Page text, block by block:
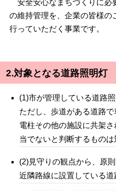
安全安心なまちづくりに必
の維持管理を、企業の皆様の
行っていただく事業です。
2.対象となる道路照明灯
(1)市が管理している道路
ただし、歩道がある道路で
電柱その他の施設に共架
当でないと判断するものは
(2)見守りの観点から、原
近隣路線に設置している道